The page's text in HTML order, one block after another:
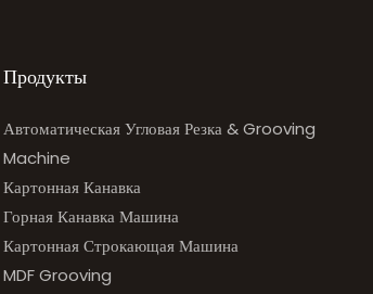
Продукты
Автоматическая Угловая Резка & Grooving
Machine
Картонная Канавка
Горная Канавка Машина
Картонная Строкающая Машина
MDF Grooving